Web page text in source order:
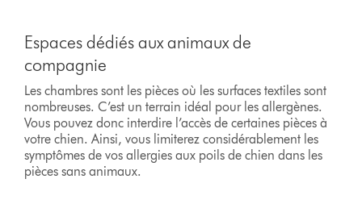
Espaces dédiés aux animaux de
compagnie
Les chambres sont les pièces où les surfaces textiles sont
nombreuses. C’est un terrain idéal pour les allergènes.
Vous pouvez donc interdire l’accès de certaines pièces à
votre chien. Ainsi, vous limiterez considérablement les
symptômes de vos allergies aux poils de chien dans les
pièces sans animaux.